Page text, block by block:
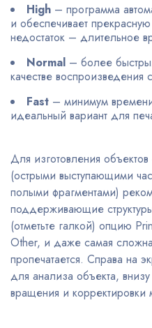
High – программа
и обеспечивает
недостаток – длительное
Normal – более
качестве воспроизведения
Fast – минимум
идеальный вариант для
Для изготовления
(острыми выступающими
полыми фрагментами)
поддерживающие
(отметьте галкой) опцию
Other, и даже самая
пропечатается. Справа на
для анализа объекта,
вращения и корректировки